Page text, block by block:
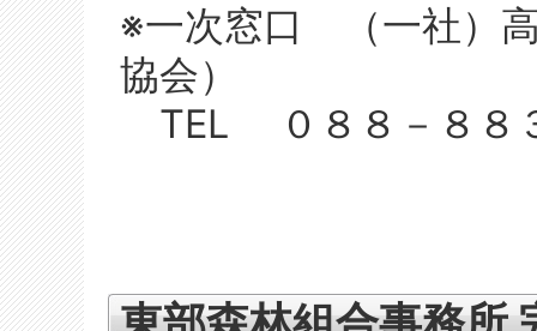
※一次窓口 （一社）
協会）
TEL ０８８－８８